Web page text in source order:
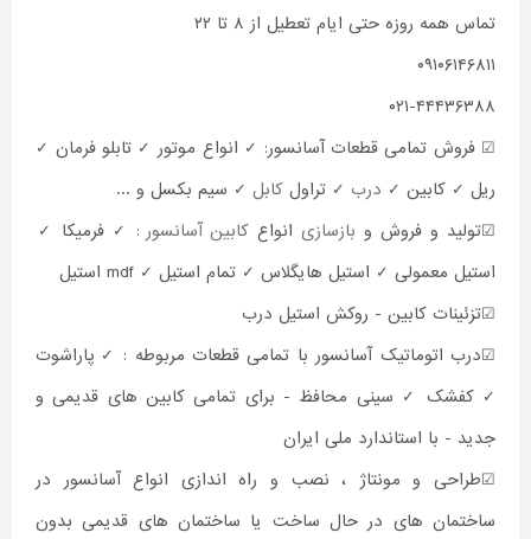
تماس همه روزه حتی ایام تعطیل از ۸ تا ۲۲
۰۹۱۰۶۱۴۶۸۱۱
۰۲۱-۴۴۴۳۶۳۸۸
☑ ‌‌فروش تمامی قطعات آسانسور: ✓ انواع موتور ✓ تابلو فرمان ✓
ریل ✓ کابین ✓ درب ✓ تراول کابل ✓ سیم بکسل و ...
☑تولید و فروش و بازسازیانواع کابین آسانسور : ✓ فرمیکا ✓
استیل معمولی ✓ استیل هایگلاس ✓ تمام استیل ✓ mdf استیل
☑تزئینات کابین - روکش استیل درب
☑درب اتوماتیک آسانسور با تمامی قطعات مربوطه : ✓ پاراشوت
✓ کفشک ✓ سینی محافظ - برای تمامی کابین های قدیمی و
جدید - با استاندارد ملی ایران
☑طراحی و مونتاژ ، نصب و راه اندازی انواع آسانسور در
ساختمان های در حال ساخت یا ساختمان های قدیمی بدون